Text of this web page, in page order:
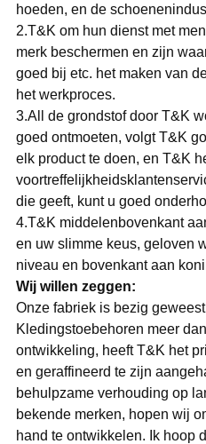
hoeden, en de
2.T&K om hun dienst met
merk beschermen en zijn
goed bij etc. het maken van
het werkproces.
3.All de grondstof door T&K
goed ontmoeten, volgt T&K
elk product te doen, en T&K
die geeft, kunt u goed
4.T&K middelenbovenkant
en uw slimme keus, geloven
niveau en bovenkant aan
Wij willen zeggen:
Onze fabriek is bezig
Kledingstoebehoren meer
ontwikkeling, heeft T&K het
en geraffineerd te zijn
behulpzame verhouding op
bekende merken, hopen wij
hand te ontwikkelen. Ik hoop